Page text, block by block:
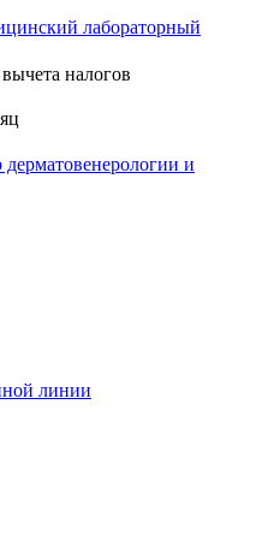
лабораторный
налогов
и
линии